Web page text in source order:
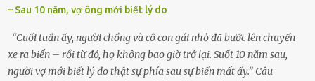
cúi xuống lau chùi bát hương, một luồng gió lạ thoáng qua, khiến
tôi giật mình. Và rồi, một chuyện kinh...
– Sau 10 năm, vợ ông mới biết lý do
“Cuối tuần ấy, người chồng và cô con gái nhỏ đã bước lên chuyến
xe ra biển – rồi từ đó, họ không bao giờ trở lại. Suốt 10 năm sau,
người vợ mới biết lý do thật sự phía sau sự biến mất ấy.” Câu